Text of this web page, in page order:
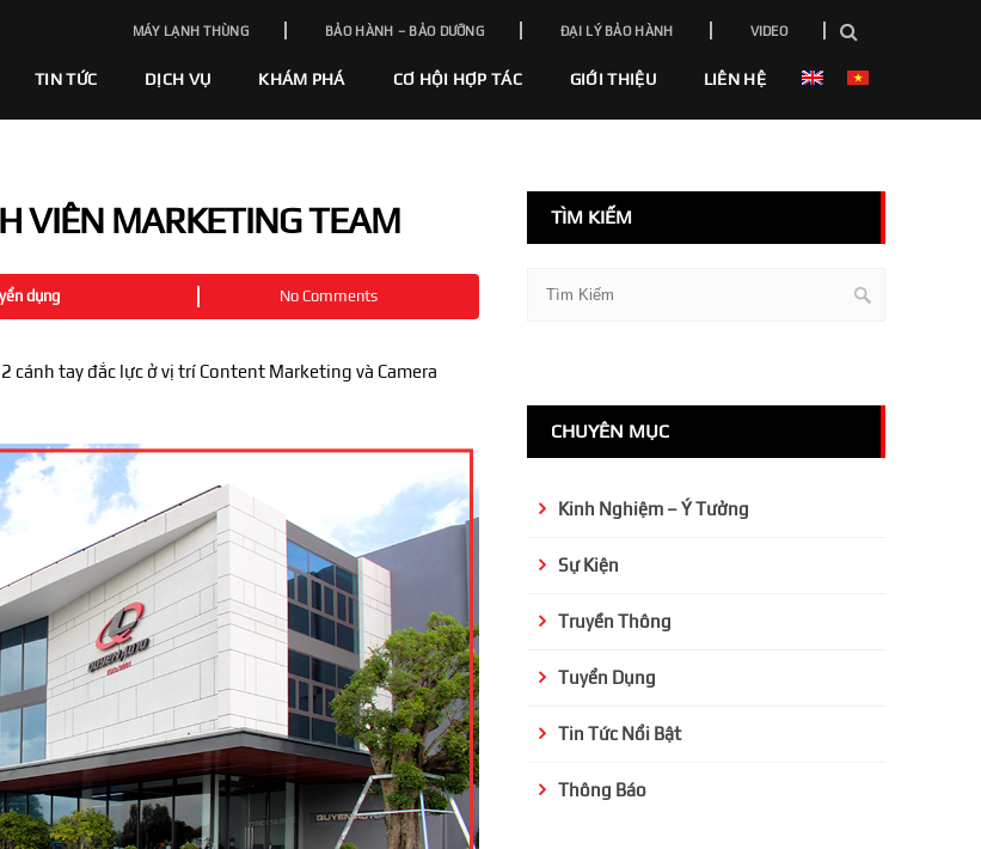
MÁY LẠNH THÙNG BẢO HÀNH – BẢO DƯỠNG ĐẠI LÝ BẢO HÀNH VIDEO
TIN TỨC DỊCH VỤ KHÁM PHÁ CƠ HỘI HỢP TÁC GIỚI THIỆU LIÊN HỆ
VIÊN MARKETING TEAM
dụng No Comments
cánh tay đắc lực ở vị trí Content Marketing và Camera
TÌM KIẾM
CHUYÊN MỤC
Kinh Nghiệm – Ý Tưởng
Sự Kiện
Truyền Thông
Tuyển Dụng
Tin Tức Nổi Bật
Thông Báo